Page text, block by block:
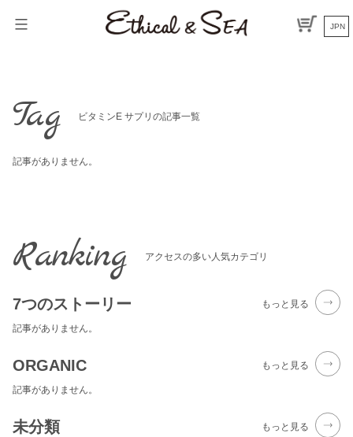
JPN
Tag ビタミンE サプリの記事一覧
記事がありません。
Ranking アクセスの多い人気カテゴリ
7つのストーリー もっと見る
記事がありません。
ORGANIC もっと見る
記事がありません。
未分類 もっと見る